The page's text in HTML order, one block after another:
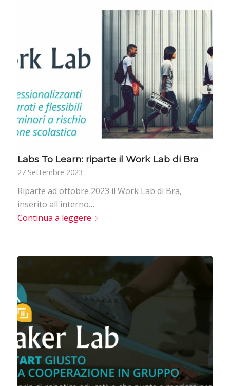
Labs To Learn: riparte il Work Lab di Bra
27 Settembre 2023
Riparte ad ottobre 2023 il Work Lab di Bra,
inserito all'interno…
Continua a leggere